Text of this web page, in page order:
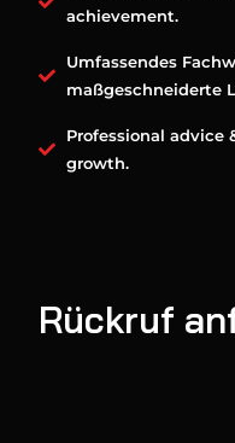
achievement.
Umfassendes
maßgeschneiderte
Professional advice
growth.
Rückruf